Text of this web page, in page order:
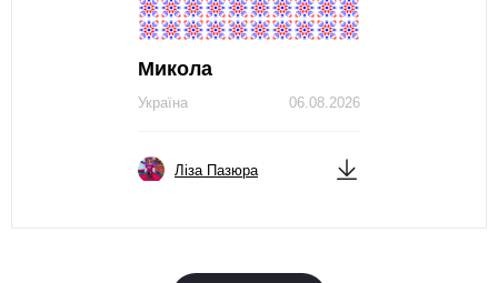
Микола
06.08.2026
Україна
Ліза Пазюра